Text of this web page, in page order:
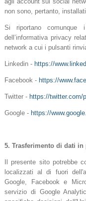
non sono, pertanto,
Si riportano comunque
dell’informativa privacy
network a cui i pulsanti
Linkedin - https://
Facebook - https://
Twitter - https://twitter.com/
Google - https://
5. Trasferimento di dati in
Il presente sito potrebbe
localizzati al di fuori
Google, Facebook e
servizio di Google